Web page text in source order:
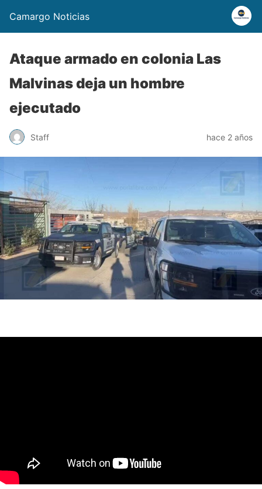
Camargo Noticias
Ataque armado en colonia Las
Malvinas deja un hombre
ejecutado
Staff hace 2 años